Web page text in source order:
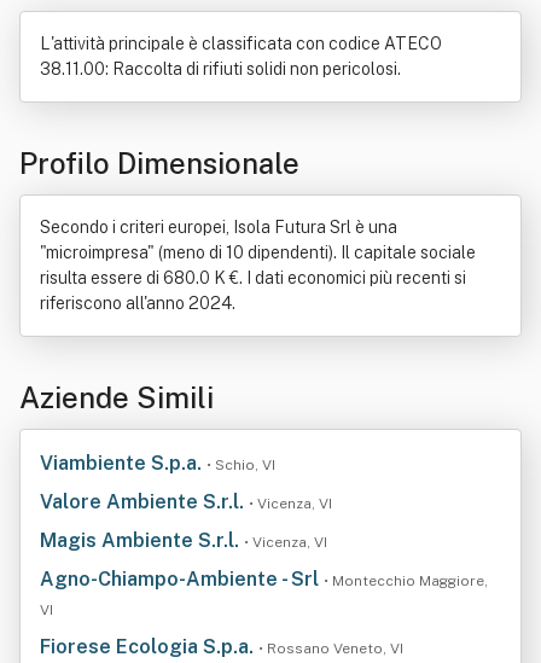
L'attività principale è classificata con codice ATECO
38.11.00: Raccolta di rifiuti solidi non pericolosi.
Profilo Dimensionale
Secondo i criteri europei, Isola Futura Srl è una
"microimpresa" (meno di 10 dipendenti). Il capitale sociale
risulta essere di 680.0 K €. I dati economici più recenti si
riferiscono all'anno 2024.
Aziende Simili
Viambiente S.p.a. • Schio, VI
Valore Ambiente S.r.l. • Vicenza, VI
Magis Ambiente S.r.l. • Vicenza, VI
Agno-Chiampo-Ambiente - Srl • Montecchio Maggiore,
VI
Fiorese Ecologia S.p.a. • Rossano Veneto, VI